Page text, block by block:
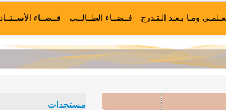
ومـا بـعـد الـتـدرج فــضــاء الطــالــب فــضــاء الأســتــاذ
مستجدات